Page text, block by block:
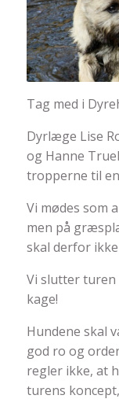
Tag med i
Dyrlæge Lise
og Hanne
tropperne til
Vi mødes som
men på
skal derfor
Vi slutter turen
kage!
Hundene skal
god ro og
regler ikke, at
turens